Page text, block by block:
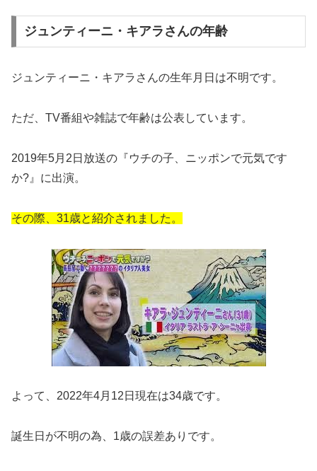
ジュンティーニ・キアラさんの年齢
ジュンティーニ・キアラさんの生年月日は不明です。
ただ、TV番組や雑誌で年齢は公表しています。
2019年5月2日放送の『ウチの子、ニッポンで元気です
か?』に出演。
その際、31歳と紹介されました。
よって、2022年4月12日現在は34歳です。
誕生日が不明の為、1歳の誤差ありです。